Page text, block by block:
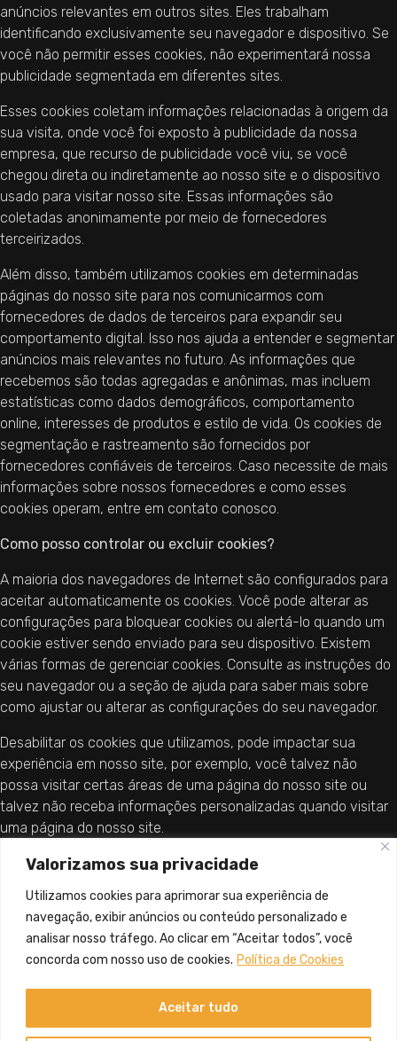
Valorizamos sua privacidade
Utilizamos cookies para aprimorar sua experiência de
navegação, exibir anúncios ou conteúdo personalizado e
analisar nosso tráfego. Ao clicar em “Aceitar todos”, você
concorda com nosso uso de cookies. Política de Cookies
Aceitar tudo
anúncios relevantes em outros sites. Eles trabalham
identificando exclusivamente seu navegador e dispositivo. Se
você não permitir esses cookies, não experimentará nossa
publicidade segmentada em diferentes sites.
Esses cookies coletam informações relacionadas à origem da
sua visita, onde você foi exposto à publicidade da nossa
empresa, que recurso de publicidade você viu, se você
chegou direta ou indiretamente ao nosso site e o dispositivo
usado para visitar nosso site. Essas informações são
coletadas anonimamente por meio de fornecedores
terceirizados.
Além disso, também utilizamos cookies em determinadas
páginas do nosso site para nos comunicarmos com
fornecedores de dados de terceiros para expandir seu
comportamento digital. Isso nos ajuda a entender e segmentar
anúncios mais relevantes no futuro. As informações que
recebemos são todas agregadas e anônimas, mas incluem
estatísticas como dados demográficos, comportamento
online, interesses de produtos e estilo de vida. Os cookies de
segmentação e rastreamento são fornecidos por
fornecedores confiáveis de terceiros. Caso necessite de mais
informações sobre nossos fornecedores e como esses
cookies operam, entre em contato conosco.
Como posso controlar ou excluir cookies?
A maioria dos navegadores de Internet são configurados para
aceitar automaticamente os cookies. Você pode alterar as
configurações para bloquear cookies ou alertá-lo quando um
cookie estiver sendo enviado para seu dispositivo. Existem
várias formas de gerenciar cookies. Consulte as instruções do
seu navegador ou a seção de ajuda para saber mais sobre
como ajustar ou alterar as configurações do seu navegador.
Desabilitar os cookies que utilizamos, pode impactar sua
experiência em nosso site, por exemplo, você talvez não
possa visitar certas áreas de uma página do nosso site ou
talvez não receba informações personalizadas quando visitar
uma página do nosso site.
Caso você use dispositivos diferentes para visualizar e
tablet, etc.) deve assegurar-se de que cada navegador de
cada dispositivo está ajustado para atender suas preferências
quanto aos cookies.